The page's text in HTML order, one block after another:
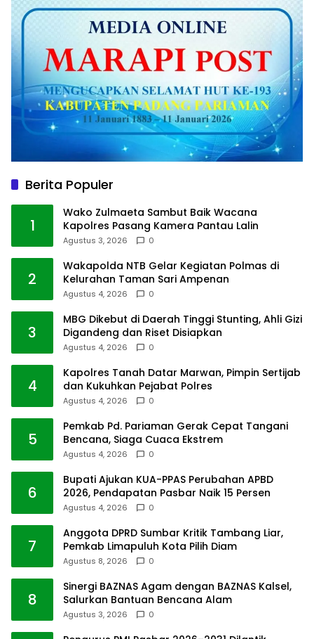
Berita Populer
1
Wako Zulmaeta Sambut Baik Wacana
Kapolres Pasang Kamera Pantau Lalin
Agustus 3, 2026 0
2
Wakapolda NTB Gelar Kegiatan Polmas di
Kelurahan Taman Sari Ampenan
Agustus 4, 2026 0
3
MBG Dikebut di Daerah Tinggi Stunting, Ahli Gizi
Digandeng dan Riset Disiapkan
Agustus 4, 2026 0
4
Kapolres Tanah Datar Marwan, Pimpin Sertijab
dan Kukuhkan Pejabat Polres
Agustus 4, 2026 0
5
Pemkab Pd. Pariaman Gerak Cepat Tangani
Bencana, Siaga Cuaca Ekstrem
Agustus 4, 2026 0
6
Bupati Ajukan KUA-PPAS Perubahan APBD
2026, Pendapatan Pasbar Naik 15 Persen
Agustus 4, 2026 0
7
Anggota DPRD Sumbar Kritik Tambang Liar,
Pemkab Limapuluh Kota Pilih Diam
Agustus 8, 2026 0
8
Sinergi BAZNAS Agam dengan BAZNAS Kalsel,
Salurkan Bantuan Bencana Alam
Agustus 3, 2026 0